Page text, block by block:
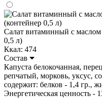
Салат витаминный с маслом
0,5 л)
Ккал: 474
Состав
Капуста белокочанная,
репчатый, морковь, уксус,
содержит: белков - 1,4 гр.,
Энергетическая ценность -